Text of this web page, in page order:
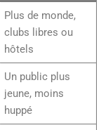
Plus de monde,
clubs libres ou
hôtels
Un public plus
jeune, moins
huppé